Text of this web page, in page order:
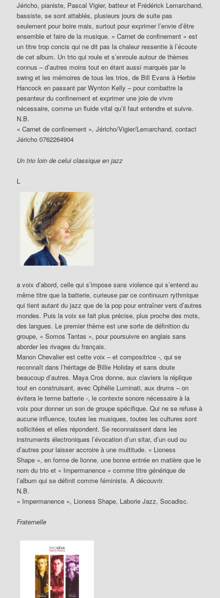
Jéricho, pianiste, Pascal Vigier, batteur et Frédérick Lemarchand,
bassiste, se sont attablés, plusieurs jours de suite pas
seulement pour boire mais, surtout pour exprimer l’envie d’être
ensemble et faire de la musique. « Carnet de confinement » est
un titre trop concis qui ne dit pas la chaleur ressentie à l’écoute
de cet album. Un trio qui roule et s’enroule autour de thèmes
connus – d’autres moins tout en étant aussi marqués par le
swing et les mémoires de tous les trios, de Bill Evans à Herbie
Hancock en passant par Wynton Kelly – pour combattre la
pesanteur du confinement et exprimer une joie de vivre
nécessaire, comme un fluide vital qu’il faut entendre et suivre.
N.B.
« Carnet de confinement », Jéricho/Vigier/Lemarchand, contact
Jéricho 0762264904
Un trio loin de celui classique en jazz
L
a voix d’abord, celle qui s’impose sans violence qui s’entend au
même titre que la batterie, curieuse par ce continuum rythmique
qui tient autant du jazz que de la pop pour entraîner vers d’autres
mondes. Puis la voix se fait plus précise, plus proche des mots,
des langues. Le premier thème est une sorte de définition du
groupe, « Somos Tantas », pour poursuivre en anglais sans
aborder les rivages du français.
Manon Chevalier est cette voix – et compositrice -, qui se
reconnaît dans l’héritage de Billie Holiday et sans doute
beaucoup d’autres. Maya Cros donne, aux claviers la réplique
tout en construisant, avec Ophélie Luminati, aux drums – on
évitera le terme batterie -, le contexte sonore nécessaire à la
voix pour donner un son de groupe spécifique. Qui ne se refuse à
aucune influence, toutes les musiques, toutes les cultures sont
sollicitées et elles répondent. Se reconnaissent dans les
instruments électroniques l’évocation d’un sitar, d’un oud ou
d’autres pour laisser accroire à une multitude. « Lioness
Shape », en forme de lionne, une bonne entrée en matière que le
nom du trio et « Impermanence » comme titre générique de
l’album qui se définit comme féministe. A découvrir.
N.B.
« Impermanence », Lioness Shape, Laborie Jazz, Socadisc.
Fraternelle